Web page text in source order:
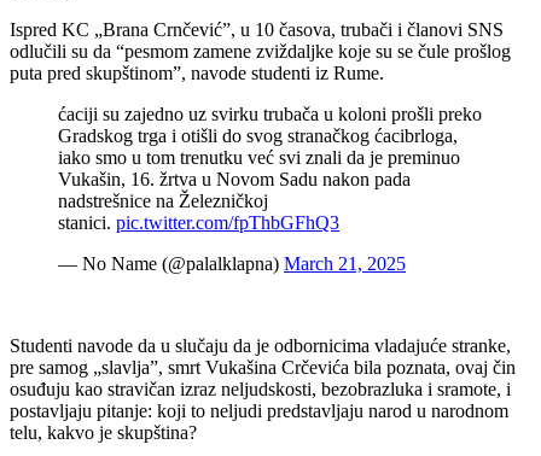
Ispred KC „Brana Crnčević”, u 10 časova, trubači i članovi SNS
odlučili su da “pesmom zamene zviždaljke koje su se čule prošlog
puta pred skupštinom”, navode studenti iz Rume.
ćaciji su zajedno uz svirku trubača u koloni prošli preko
Gradskog trga i otišli do svog stranačkog ćacibrloga,
iako smo u tom trenutku već svi znali da je preminuo
Vukašin, 16. žrtva u Novom Sadu nakon pada
nadstrešnice na Železničkoj
stanici. pic.twitter.com/fpThbGFhQ3
— No Name (@palalklapna) March 21, 2025
Studenti navode da u slučaju da je odbornicima vladajuće stranke,
pre samog „slavlja”, smrt Vukašina Crčevića bila poznata, ovaj čin
osuđuju kao stravičan izraz neljudskosti, bezobrazluka i sramote, i
postavljaju pitanje: koji to neljudi predstavljaju narod u narodnom
telu, kakvo je skupština?